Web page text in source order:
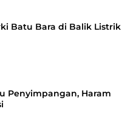
Batu Bara di Balik Listrik
Penyimpangan, Haram